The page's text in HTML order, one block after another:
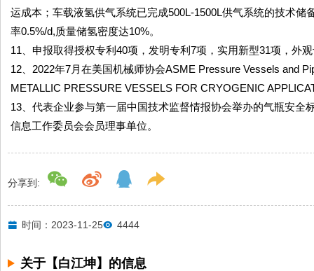
运成本；车载液氢供气系统已完成500L-1500L供气系统的技术
率0.5%/d,质量储氢密度达10%。
11、申报取得授权专利40项，发明专利7项，实用新型31项，外
12、2022年7月在美国机械师协会ASME Pressure Vessels and
METALLIC PRESSURE VESSELS FOR CRYOGENIC
13、代表企业参与第一届中国技术监督情报协会举办的气瓶安
信息工作委员会会员理事单位。
分享到:
时间：2023-11-25 4444
关于【白江坤】的信息